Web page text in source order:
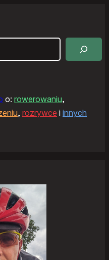
o: rowerowaniu,
, rozrywce i innych